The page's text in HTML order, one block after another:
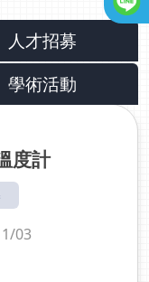
再面對接下來的
生活的能力。而
全方位醫療，
眾整合最周全的
踏車等，不少民
傷後的復健及活
，讓腦部損傷患
現憂鬱等身心症
任接手持續治
術」（以下簡稱
，「腦震盪後
語言上的問題，
、容易疲倦。2.
差、 判斷力及記
焦慮、易怒、憂
續數月至數年，
！楊主任表示，
大腦神經細胞
人才招募
學術活動
度計
03